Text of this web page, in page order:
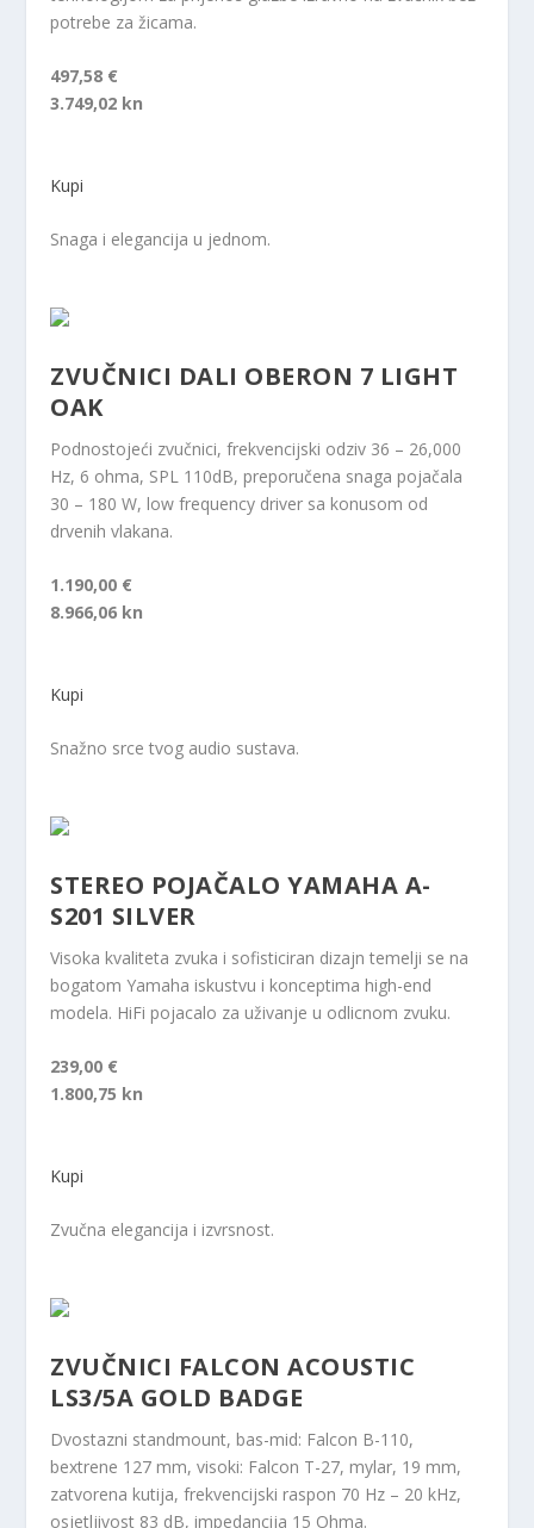
potrebe za žicama.
497,58 €
3.749,02 kn
Kupi
Snaga i elegancija u jednom.
ZVUČNICI DALI OBERON 7 LIGHT
OAK
Podnostojeći zvučnici, frekvencijski odziv 36 – 26,000
Hz, 6 ohma, SPL 110dB, preporučena snaga pojačala
30 – 180 W, low frequency driver sa konusom od
drvenih vlakana.
1.190,00 €
8.966,06 kn
Kupi
Snažno srce tvog audio sustava.
STEREO POJAČALO YAMAHA A-
S201 SILVER
Visoka kvaliteta zvuka i sofisticiran dizajn temelji se na
bogatom Yamaha iskustvu i konceptima high-end
modela. HiFi pojacalo za uživanje u odlicnom zvuku.
239,00 €
1.800,75 kn
Kupi
Zvučna elegancija i izvrsnost.
ZVUČNICI FALCON ACOUSTIC
LS3/5A GOLD BADGE
Dvostazni standmount, bas-mid: Falcon B-110,
bextrene 127 mm, visoki: Falcon T-27, mylar, 19 mm,
zatvorena kutija, frekvencijski raspon 70 Hz – 20 kHz,
osjetljivost 83 dB, impedancija 15 Ohma.